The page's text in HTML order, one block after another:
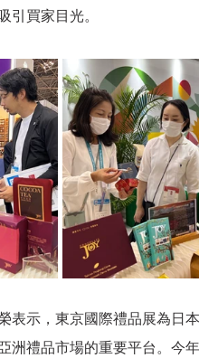
引買家目光。
表示，東京國際禮品展為日
洲禮品市場的重要平台。 今